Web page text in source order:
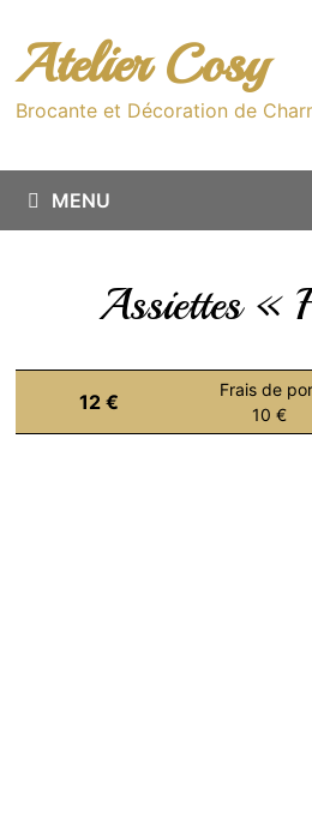
contenu
Atelier Cosy
Brocante et Décoration de
MENU
Assiettes «
12 €
Frais de
10 €